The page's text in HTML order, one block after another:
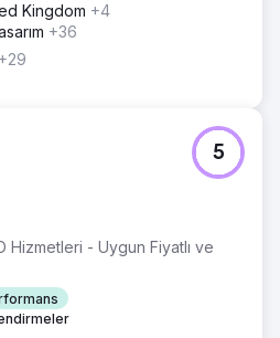
Kingdom +4
+36
+29
Hizmetleri - Uygun Fiyatlı ve
5